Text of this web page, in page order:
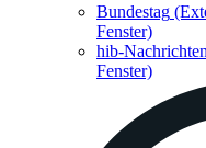
Bundestag
Fenster)
hib-Nachrichten
Fenster)